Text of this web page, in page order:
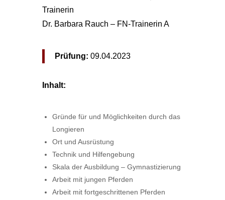
Trainerin
Dr. Barbara Rauch – FN-Trainerin A
Prüfung: 09.04.2023
Inhalt:
Gründe für und Möglichkeiten durch das
Longieren
Ort und Ausrüstung
Technik und Hilfengebung
Skala der Ausbildung – Gymnastizierung
Arbeit mit jungen Pferden
Arbeit mit fortgeschrittenen Pferden